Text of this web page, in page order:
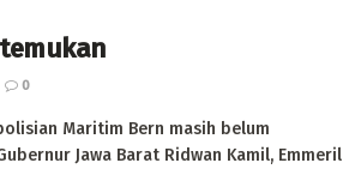
0
Maritim Bern masih belum
Jawa Barat Ridwan Kamil, Emmeril